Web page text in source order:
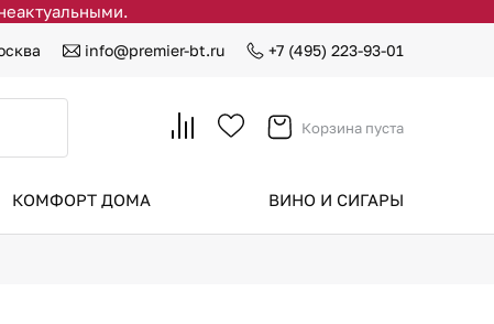
info@premier-bt.ru +7 (495) 223-93-01
Корзина пуста
КОМФОРТ ДОМА ВИНО И СИГАРЫ